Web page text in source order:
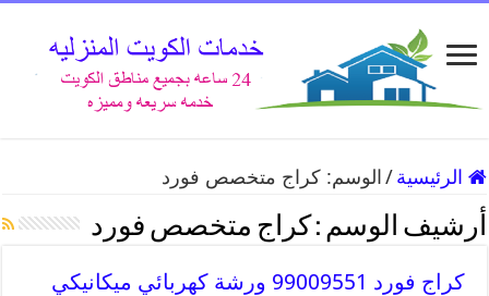
الرئيسية / الوسم:كراج متخصص فورد
أرشيف الوسم : كراج متخصص فورد
كراج فورد 99009551 ورشة كهربائي ميكانيكي